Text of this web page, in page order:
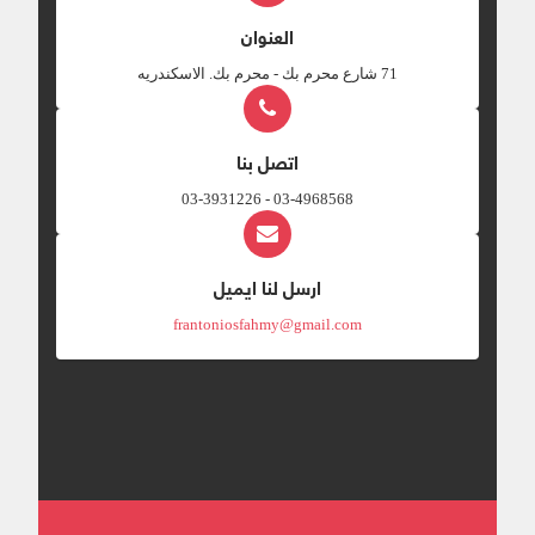
العنوان
‎71 شارع محرم بك - محرم بك. الاسكندريه
اتصل بنا
03-4968568 - 03-3931226
ارسل لنا ايميل
frantoniosfahmy@gmail.com